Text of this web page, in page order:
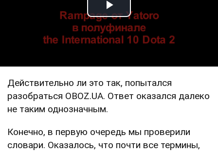
Play Video
Действительно ли это так, попытался
разобраться OBOZ.UA. Ответ оказался далеко
не таким однозначным.
Конечно, в первую очередь мы проверили
словари. Оказалось, что почти все термины,